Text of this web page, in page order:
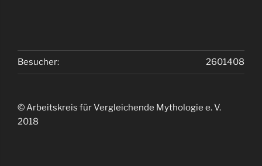
2601408
Besucher:
© Arbeitskreis für Vergleichende Mythologie e. V.
2018